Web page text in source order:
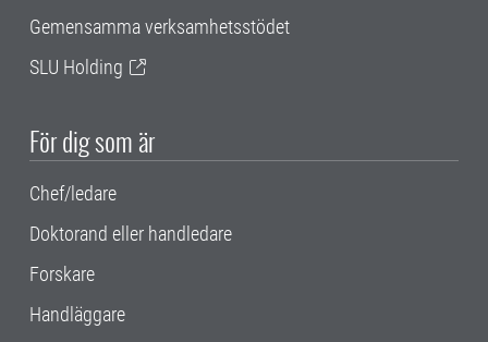
Gemensamma verksamhetsstödet
SLU Holding
För dig som är
Chef/ledare
Doktorand eller handledare
Forskare
Handläggare